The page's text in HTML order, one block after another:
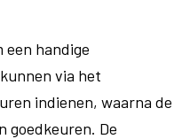
een handige
via het
indienen, waarna de
goedkeuren. De